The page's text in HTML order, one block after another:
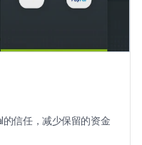
信任，减少保留的资金